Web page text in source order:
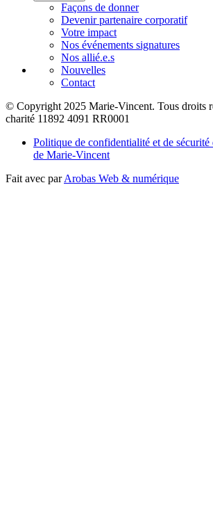
Façons de donner
Devenir partenaire corporatif
Votre impact
Nos événements signatures
Nos allié.e.s
Nouvelles
Contact
© Copyright 2025 Marie-Vincent. Tous droits
charité 11892 4091 RR0001
Politique de confidentialité et de sécurité
de Marie-Vincent
Fait avec parArobas Web & numérique